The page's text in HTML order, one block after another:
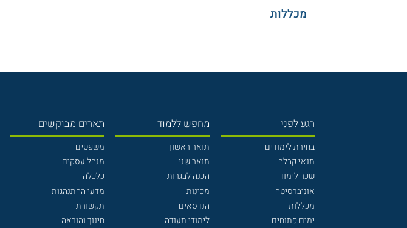
מכללות
רגע לפני
בחירת לימודים
תנאי קבלה
שכר לימוד
אוניברסיטה
מכללות
ימים פתוחים
מחפש ללמוד
תואר ראשון
תואר שני
הכנה לבגרות
מכינות
הנדסאים
לימודי תעודה
תארים מבוקשים
משפטים
מנהל עסקים
כלכלה
מדעי ההתנהגות
תקשורת
חינוך והוראה